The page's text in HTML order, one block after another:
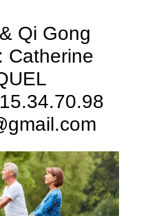
Qi Gong
Catherine